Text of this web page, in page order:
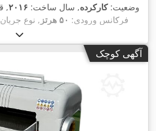
وضعیت:کارکرده, سال ساخت: ۲۰۱۶,
, فرکانس ورودی: ۵۰ هرتز
, نوع
تعداد تیغه‌ها:۴, نوع تحریک:برقی,
دور/دقیقه , عرض کل:
۹۵۰ کیلوگرم
آگهی کوچک